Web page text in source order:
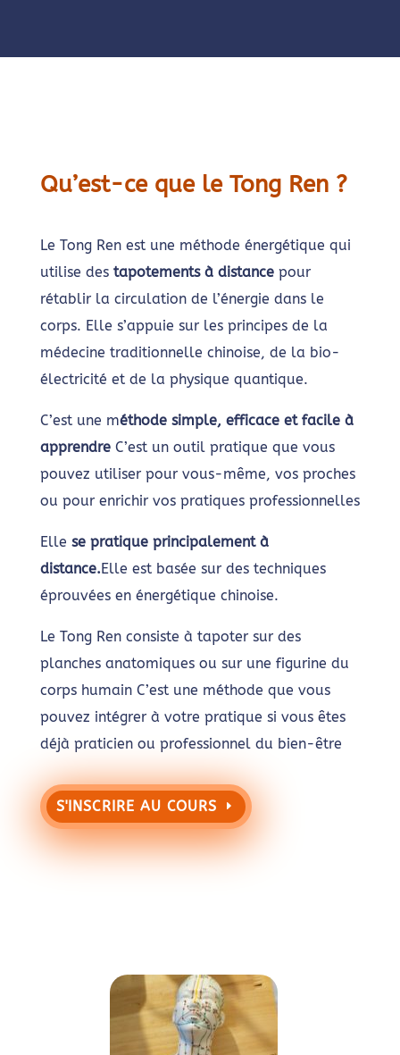
Qu’est-ce que le Tong Ren ?
Le Tong Ren est une méthode énergétique qui
utilise des tapotements à distancepour
rétablir la circulation de l’énergie dans le
corps. Elle s’appuie sur les principes de la
médecine traditionnelle chinoise, de la bio-
électricité et de la physique quantique.
C’est une méthode simple, efficace et facile à
apprendreC’est un outil pratique que vous
pouvez utiliser pour vous-même, vos proches
ou pour enrichir vos pratiques professionnelles
Elle se pratique principalement à
distance.Elle est basée sur des techniques
éprouvées en énergétique chinoise.
Le Tong Ren consiste à tapoter sur des
planches anatomiques ou sur une figurine du
corps humain C’est une méthode que vous
pouvez intégrer à votre pratique si vous êtes
déjà praticien ou professionnel du bien-être
S'INSCRIRE AU COURS